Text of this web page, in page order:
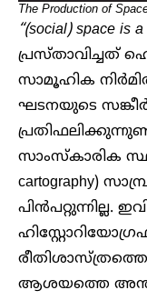
The Production of
“(social) space is
പ്രസ്താവിച്ചത്
സാമൂഹിക
ഘടനയുടെ
സാംസ്കാരിക
cartography)
പിൻപറ്റുന്നില്ല.
ആശയത്തെ